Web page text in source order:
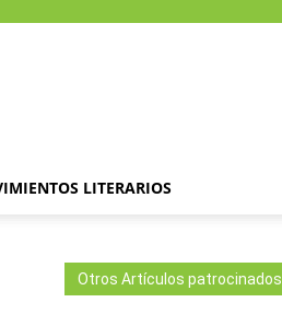
LITERARIOS
Otros Artículos patrocinados